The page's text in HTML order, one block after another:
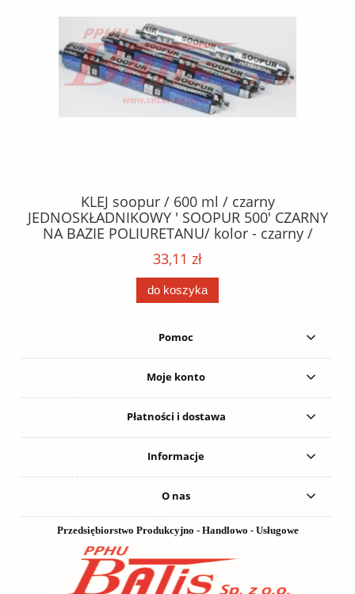
KLEJ soopur / 600 ml / czarny
JEDNOSKŁADNIKOWY ' SOOPUR 500' CZARNY
NA BAZIE POLIURETANU/ kolor - czarny /
karton 20 szt. / pistolet do kleju 307730 /
33,11 zł
do koszyka
Pomoc
Moje konto
Płatności i dostawa
Informacje
O nas
Przedsiębiorstwo Produkcyjno - Handlowo - Usługowe